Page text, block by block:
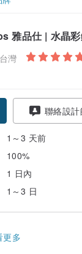
雅品仕 | 水晶
台灣
聯絡設計
1～3 天前
100%
1 日內
1～3 日
更多